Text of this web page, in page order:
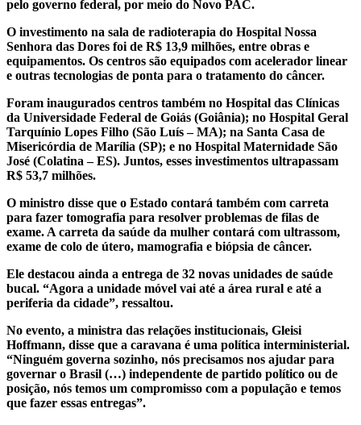
pelo governo federal, por meio do Novo PAC.
O investimento na sala de radioterapia do Hospital Nossa
Senhora das Dores foi de R$ 13,9 milhões, entre obras e
equipamentos. Os centros são equipados com acelerador linear
e outras tecnologias de ponta para o tratamento do câncer.
Foram inaugurados centros também no Hospital das Clínicas
da Universidade Federal de Goiás (Goiânia); no Hospital Geral
Tarquínio Lopes Filho (São Luís – MA); na Santa Casa de
Misericórdia de Marília (SP); e no Hospital Maternidade São
José (Colatina – ES). Juntos, esses investimentos ultrapassam
R$ 53,7 milhões.
O ministro disse que o Estado contará também com carreta
para fazer tomografia para resolver problemas de filas de
exame. A carreta da saúde da mulher contará com ultrassom,
exame de colo de útero, mamografia e biópsia de câncer.
Ele destacou ainda a entrega de 32 novas unidades de saúde
bucal. “Agora a unidade móvel vai até a área rural e até a
periferia da cidade”, ressaltou.
No evento, a ministra das relações institucionais, Gleisi
Hoffmann, disse que a caravana é uma política interministerial.
“Ninguém governa sozinho, nós precisamos nos ajudar para
governar o Brasil (…) independente de partido político ou de
posição, nós temos um compromisso com a população e temos
que fazer essas entregas”.